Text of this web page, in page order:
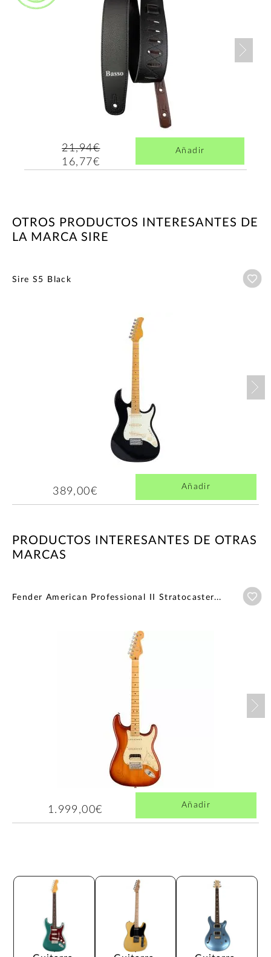
21,94€
16,77€
Añadir
OTROS PRODUCTOS INTERESANTES DE
LA MARCA SIRE
Sire S5 Black
389,00€ Añadir
PRODUCTOS INTERESANTES DE OTRAS
MARCAS
Fender American Professional II Stratocaster...
1.999,00€ Añadir